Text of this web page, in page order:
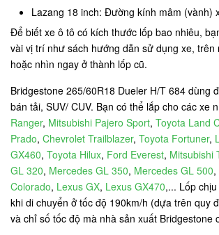
Lazang 18 inch: Đường kính mâm (vành)
Để biết xe ô tô có kích thước lốp bao nhiêu,
vài vị trí như sách hướng dẫn sử dụng xe, trên
hoặc nhìn ngay ở thành lốp cũ.
Bridgestone 265/60R18 Dueler H/T 684 dùng
bán tải, SUV/ CUV. Bạn có thể lắp cho các xe
Ranger, Mitsubishi Pajero Sport, Toyota Land
Prado, Chevrolet Trailblazer, Toyota Fortuner,
GX460, Toyota Hilux, Ford Everest, Mitsubishi
GL 320, Mercedes GL 350, Mercedes GL 500,
Colorado, Lexus GX, Lexus GX470,... Lốp
khi di chuyển ở tốc độ 190km/h (dựa trên quy
và chỉ số tốc độ mà nhà sản xuất Bridgestone